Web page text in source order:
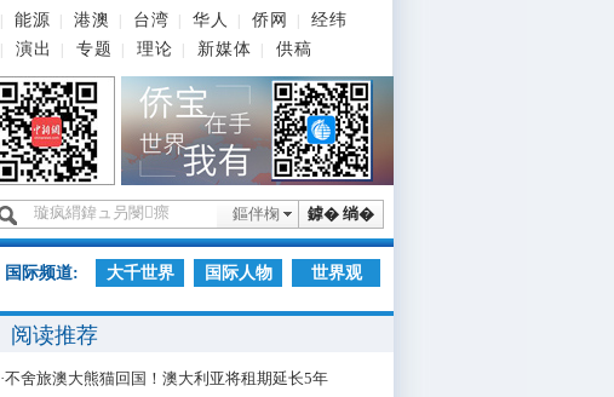
能源 港澳 台湾 华人 侨网
经纬
演出 专题 理论 新媒体 供稿
鎼� 绱�
鏂伴椈
国际频道: 大千世界 国际人物 世界观
阅读推荐
·不舍旅澳大熊猫回国！澳大利亚将租期延长5年